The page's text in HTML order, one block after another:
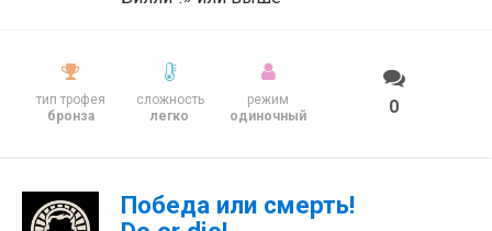
тип трофея
бронза
сложность
легко
режим
одиночный
0
Победа или смерть!